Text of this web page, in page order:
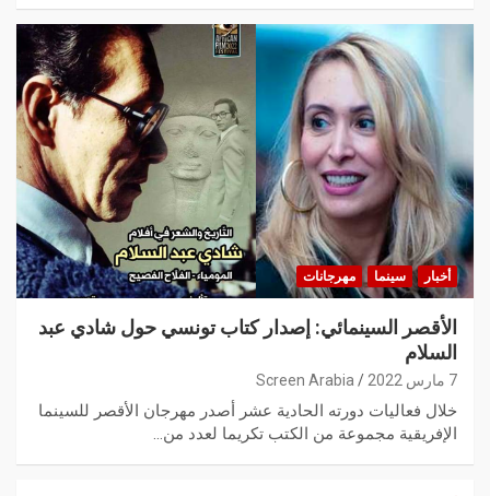
أخبار سينما مهرجانات
الأقصر السينمائي: إصدار كتاب تونسي حول شادي عبد
السلام
7 مارس 2022 Screen Arabia
خلال فعاليات دورته الحادية عشر أصدر مهرجان الأقصر للسينما
الإفريقية مجموعة من الكتب تكريما لعدد من…